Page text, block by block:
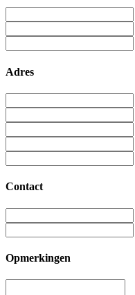
Adres
Contact
Opmerkingen